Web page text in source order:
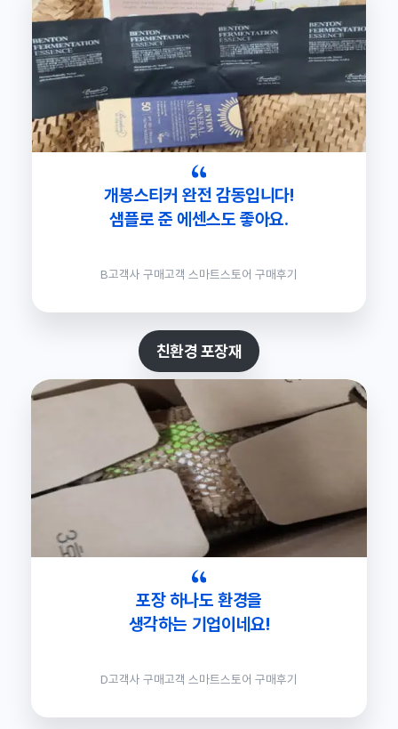
개봉스티커 완전 감동입니다!
샘플로 준 에센스도 좋아요.
B고객사 구매고객 스마트스토어 구매후기
친환경 포장재
포장 하나도 환경을
생각하는 기업이네요!
D고객사 구매고객 스마트스토어 구매후기